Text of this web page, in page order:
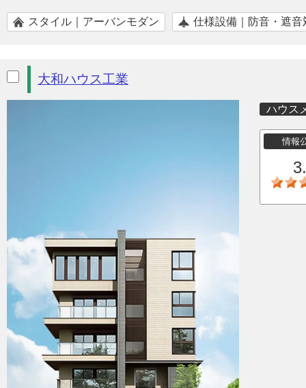
スタイル｜アーバンモダン 仕様設備｜防音・遮音
大和ハウス工業
ハウス
情報